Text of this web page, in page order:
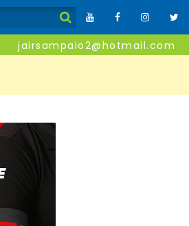
jairsampaio2@hotmail.com